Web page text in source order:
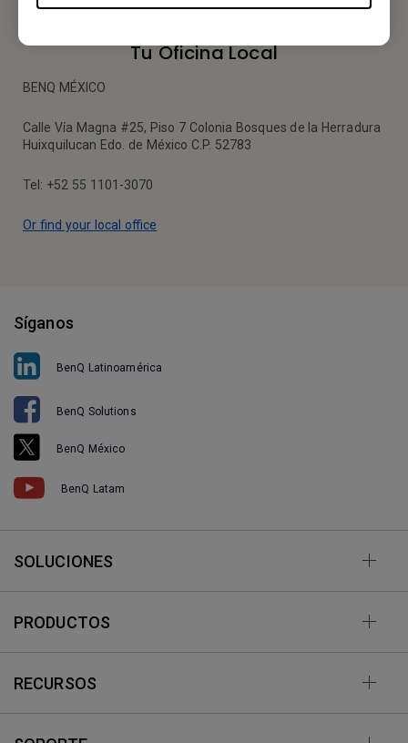
Tu Oficina Local
BENQ MÉXICO
Calle Vía Magna #25, Piso 7 Colonia Bosques de la Herradura
Huixquilucan Edo. de México C.P. 52783
Tel: +52 55 1101-3070
Or find your local office
Síganos
BenQ Latinoamérica
BenQ Solutions
BenQ México
BenQ Latam
SOLUCIONES
PRODUCTOS
RECURSOS